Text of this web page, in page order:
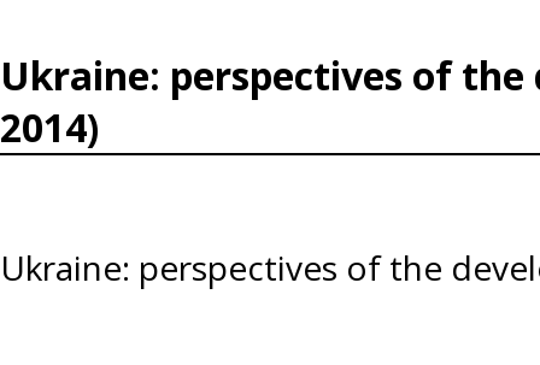
Ukraine: perspectives of
2014)
Ukraine: perspectives of the